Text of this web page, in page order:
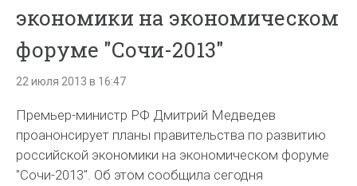
экономики на экономическом
форуме "Сочи-2013"
22 июля 2013 в 16:47
Премьер-министр РФ Дмитрий Медведев
проанонсирует планы правительства по развитию
российской экономики на экономическом форуме
"Сочи-2013". Об этом сообщила сегодня